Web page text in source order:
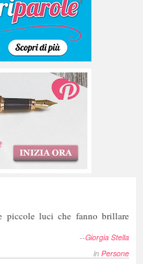
piccole luci che fanno brillare
--Giorgia Stella
in Persone